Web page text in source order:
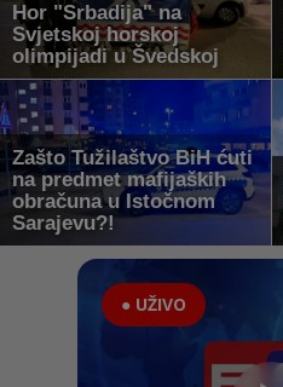
Hor "Srbadija" na
Svjetskoj horskoj
olimpijadi u Švedskoj
Zašto Tužilaštvo BiH ćuti
na predmet mafijaških
obračuna u Istočnom
Sarajevu?!
● UŽIVO